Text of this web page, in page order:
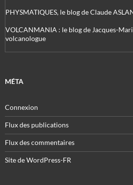
PHYSMATIQUES, le blog de Claude
VOLCANMANIA : le blog de Jacques-
volcanologue
MÉTA
Connexion
Flux des publications
Flux des commentaires
Site de WordPress-FR